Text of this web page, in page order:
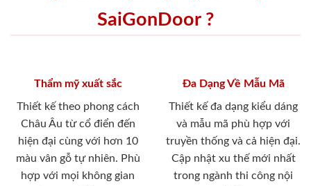
SaiGonDoor ?
Thẩm mỹ xuất sắc
Thiết kế theo phong cách
Châu Âu từ cổ điển đến
hiện đại cùng với hơn 10
màu vân gỗ tự nhiên. Phù
hợp với mọi không gian
Đa Dạng Về Mẫu Mã
Thiết kế đa dạng kiểu dáng
và mẫu mã phù hợp với
truyền thống và cả hiện đại.
Cập nhật xu thế mới nhất
trong ngành thi công nội